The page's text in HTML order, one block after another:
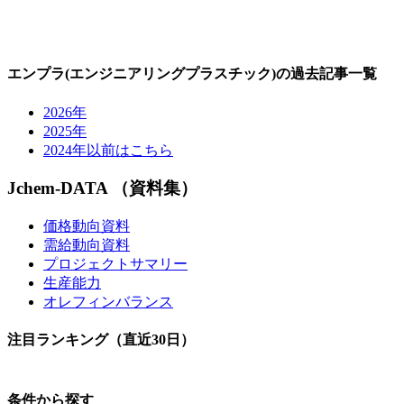
エンプラ(エンジニアリングプラスチック)の過去記事一覧
2026年
2025年
2024年以前はこちら
Jchem-DATA （資料集）
価格動向資料
需給動向資料
プロジェクトサマリー
生産能力
オレフィンバランス
注目ランキング（直近30日）
条件から探す